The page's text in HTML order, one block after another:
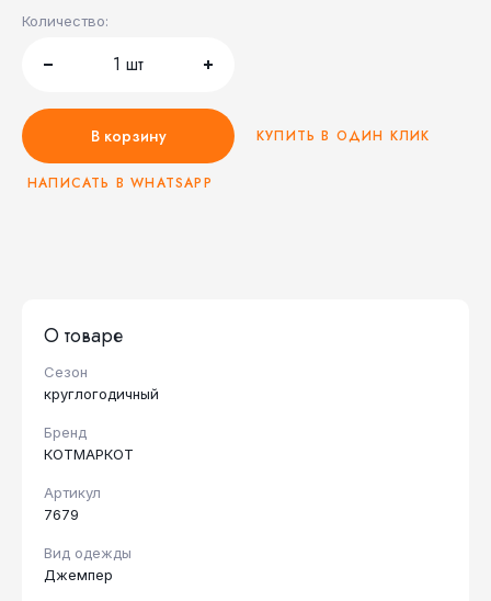
Количество:
1 шт
В корзину КУПИТЬ В ОДИН КЛИК
НАПИСАТЬ В WHATSAPP
О товаре
Сезон
круглогодичный
Бренд
КОТМАРКОТ
Артикул
7679
Вид одежды
Джемпер